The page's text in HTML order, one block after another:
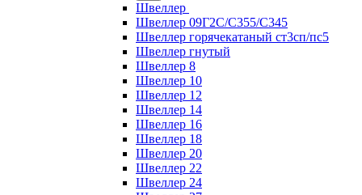
Швеллер
Швеллер 09Г2С/С355/С345
Швеллер горячекатаный ст3сп/пс5
Швеллер гнутый
Швеллер 8
Швеллер 10
Швеллер 12
Швеллер 14
Швеллер 16
Швеллер 18
Швеллер 20
Швеллер 22
Швеллер 24